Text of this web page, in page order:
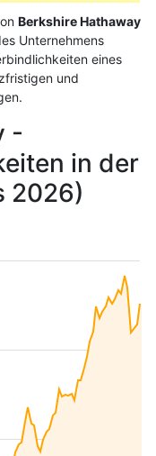
Berkshire Hathaway
Unternehmens
eines
und
-
in der
2026)